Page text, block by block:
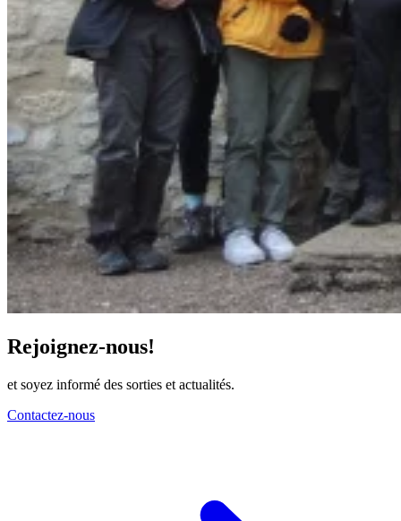
Rejoignez-nous!
et soyez informé des sorties et actualités.
Contactez-nous